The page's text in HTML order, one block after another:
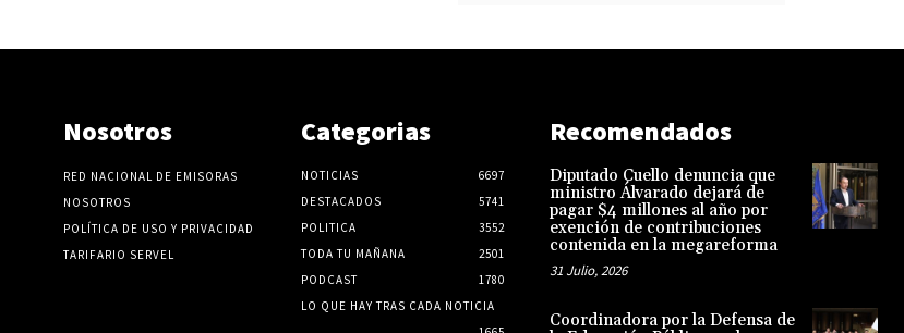
Nosotros
RED NACIONAL DE EMISORAS
NOSOTROS
POLÍTICA DE USO Y PRIVACIDAD
TARIFARIO SERVEL
Categorias
NOTICIAS
6697
DESTACADOS
5741
POLITICA
3552
TODA TU MAÑANA
2501
PODCAST
1780
LO QUE HAY TRAS CADA NOTICIA
Recomendados
Diputado Cuello denuncia que
ministro Álvarado dejará de
pagar $4 millones al año por
exención de contribuciones
contenida en la megareforma
31 Julio, 2026
Coordinadora por la Defensa de